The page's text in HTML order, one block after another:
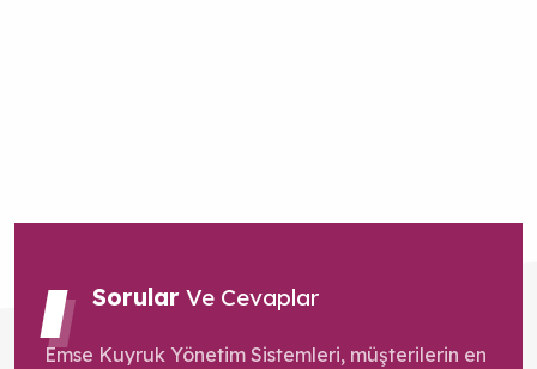
Emse Kuyruk Yönetim Sistemleri, müşterilerin en